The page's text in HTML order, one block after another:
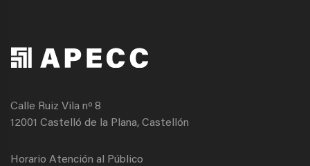
Calle Ruiz Vila nº 8
12001 Castelló de la Plana, Castellón
Horario Atención al Público